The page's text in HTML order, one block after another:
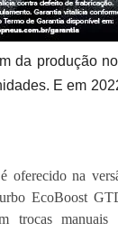
da produção
E em
oferecido na
EcoBoost
trocas manuais